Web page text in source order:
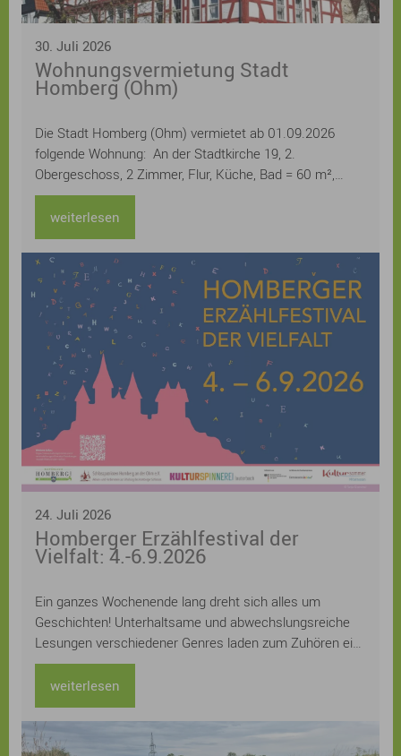
30. Juli 2026
Wohnungsvermietung Stadt
Homberg (Ohm)
Die Stadt Homberg (Ohm) vermietet ab 01.09.2026
folgende Wohnung: An der Stadtkirche 19, 2.
Obergeschoss, 2 Zimmer, Flur, Küche, Bad = 60 m²,
weiterlesen
24. Juli 2026
Homberger Erzählfestival der
Vielfalt: 4.-6.9.2026
Ein ganzes Wochenende lang dreht sich alles um
Geschichten! Unterhaltsame und abwechslungsreiche
Lesungen verschiedener Genres laden zum Zuhören ein:
Kerstin Gier, Kathrin Lange, Judith Hoersch, Sven
Gerhardt, Lucinde Hutzenlaub, Ursula Kollritsch und
Stefan Kuhlmann und Uwe Henkhaus lesen aus ihren
neuesten Büchern, Workshops zu den Themen
Kreatives Schreiben, Drucken, Gestalten von
weiterlesen